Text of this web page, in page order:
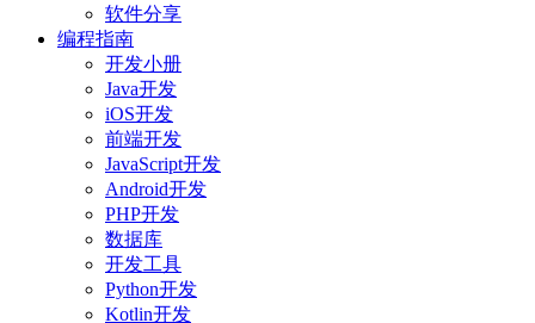
软件分享
编程指南
开发小册
Java开发
iOS开发
前端开发
JavaScript开发
Android开发
PHP开发
数据库
开发工具
Python开发
Kotlin开发